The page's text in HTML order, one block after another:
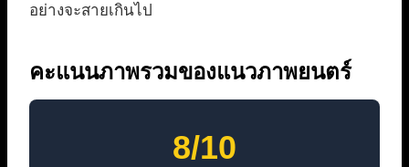
อย่างจะสายเกินไป
คะแนนภาพรวมของแนวภาพยนตร์
8/10